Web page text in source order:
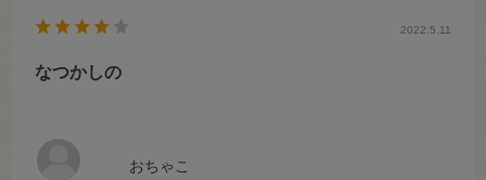
おちゃこ
2022.5.11
なつかしの